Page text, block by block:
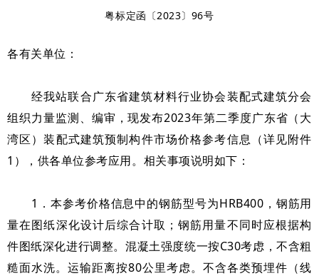
粤标定函〔2023〕96号
各有关单位：
经我站联合广东省建筑材料行业协会装配式建筑分会
组织力量监测、编审，现发布2023年第二季度广东省（大
湾区）装配式建筑预制构件市场价格参考信息（详见附件
1），供各单位参考应用。相关事项说明如下：
1．本参考价格信息中的钢筋型号为HRB400，钢筋用
量在图纸深化设计后综合计取；钢筋用量不同时应根据构
件图纸深化进行调整。混凝土强度统一按C30考虑，不含粗
糙面水洗。运输距离按80公里考虑。不含各类预埋件（线